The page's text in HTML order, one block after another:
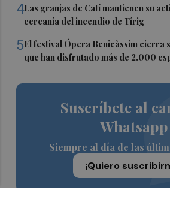
4Las granjas de Catí mantienen su
cercanía del incendio de Tírig
5El festival Ópera Benicàssim cierra
que han disfrutado más de 2.000
Suscríbete al
Whatsapp
Siempre al día de las
¡Quiero